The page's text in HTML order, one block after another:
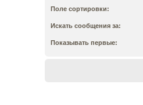
Поле сортировки:
Искать сообщения за:
Показывать первые: